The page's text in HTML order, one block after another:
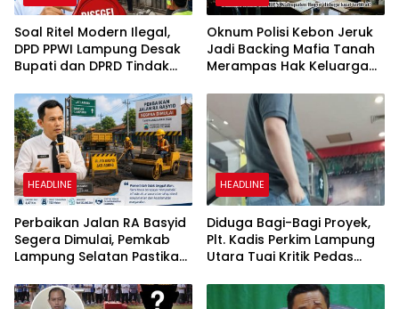
Soal Ritel Modern Ilegal,
DPD PPWI Lampung Desak
Bupati dan DPRD Tindak
No 02/2016
Oknum Polisi Kebon Jeruk
Jadi Backing Mafia Tanah
Merampas Hak Keluarga
Sutarman
HEADLINE
Perbaikan Jalan RA Basyid
Segera Dimulai, Pemkab
Lampung Selatan Pastikan
Aman dan Nyaman
HEADLINE
Diduga Bagi-Bagi Proyek,
Plt. Kadis Perkim Lampung
Utara Tuai Kritik Pedas